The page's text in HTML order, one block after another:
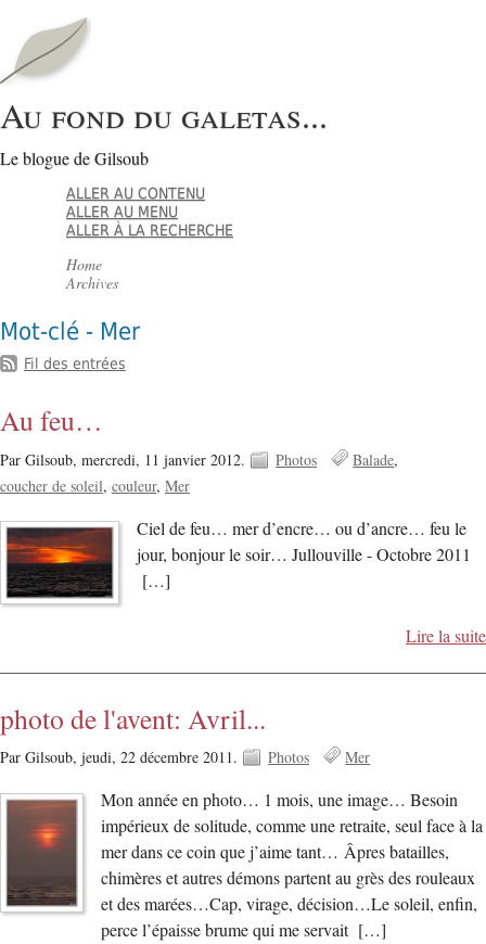
Au fond du galetas...
Le blogue de Gilsoub
ALLER AU CONTENU
ALLER AU MENU
ALLER À LA RECHERCHE
Home
Archives
Mot-clé - Mer
Fil des entrées
Au feu…
Par Gilsoub, mercredi, 11 janvier 2012. Photos
Balade
coucher de soleil couleur Mer
Ciel de feu… mer d’encre… ou d’ancre… feu le
jour, bonjour le soir… Jullouville - Octobre 2011
[…]
Lire la suite
photo de l'avent: Avril...
Par Gilsoub, jeudi, 22 décembre 2011. Photos Mer
Mon année en photo… 1 mois, une image… Besoin
impérieux de solitude, comme une retraite, seul face à la
mer dans ce coin que j’aime tant… Âpres batailles,
chimères et autres démons partent au grès des rouleaux
et des marées…Cap, virage, décision…Le soleil, enfin,
perce l’épaisse brume qui me servait […]